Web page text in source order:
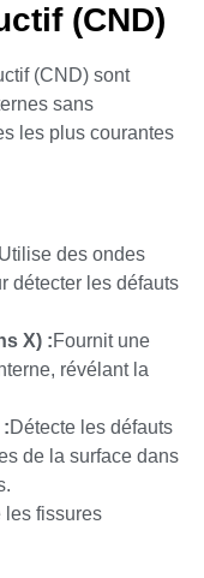
(CND)
(CND) sont
sans
les plus courantes
Utilise des ondes
détecter les défauts
X) :Fournit une
révélant la
Détecte les défauts
de la surface dans
les fissures